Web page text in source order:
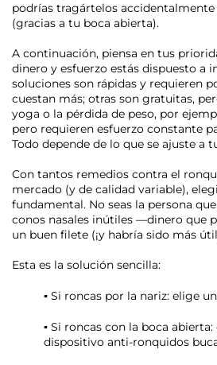
podrías tragártelos
(gracias a tu boca abierta).
A continuación, piensa en tus
dinero y esfuerzo estás dispuesto a
soluciones son rápidas y requieren
cuestan más; otras son gratuitas,
yoga o la pérdida de peso, por
pero requieren esfuerzo constante
Todo depende de lo que se ajuste a
Con tantos remedios contra el
mercado (y de calidad variable),
fundamental. No seas la persona
conos nasales inútiles —dinero que
un buen filete (¡y habría sido más
Esta es la solución sencilla:
▪ Si roncas por la nariz: elige
▪ Si roncas con la boca
dispositivo anti-ronquidos